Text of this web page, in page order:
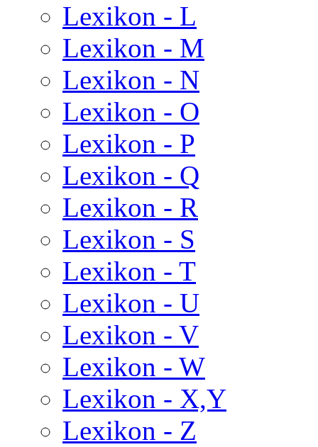
Lexikon - L
Lexikon - M
Lexikon - N
Lexikon - O
Lexikon - P
Lexikon - Q
Lexikon - R
Lexikon - S
Lexikon - T
Lexikon - U
Lexikon - V
Lexikon - W
Lexikon - X,Y
Lexikon - Z